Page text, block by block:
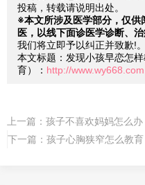
投稿，转载请说明出处。
※本文所涉及医学部分，仅供
医，以线下面诊医学诊断、治
我们将立即予以纠正并致歉!。
本文标题：发现小孩早恋怎
育）： http://
上一篇： 孩子不喜欢妈妈怎么办
下一篇： 孩子心胸狭窄怎么教育